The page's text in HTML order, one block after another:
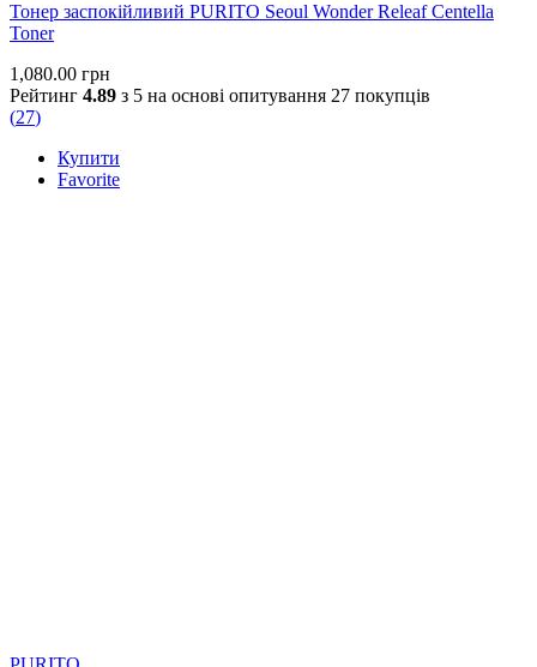
Тонер заспокійливий PURITO Seoul Wonder Releaf Centella
Toner
1,080.00 грн
Рейтинг 4.89 з 5 на основі опитування 27 покупців
(27)
Купити
Favorite